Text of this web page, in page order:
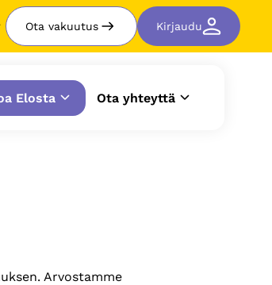
Ota vakuutus Kirjaudu
Elosta Ota yhteyttä
Arvostamme